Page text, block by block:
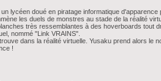
lycéen doué en piratage informatique d'apparence
les duels de monstres au stade de la réalité
très ressemblantes à des hoverboards tout
nommé "Link VRAINS".
dans la réalité virtuelle. Yusaku prend alors le
!